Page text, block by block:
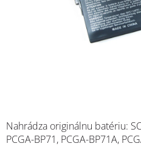
Nahrádza originálnu batériu:
PCGA-BP71, PCGA-BP71A,